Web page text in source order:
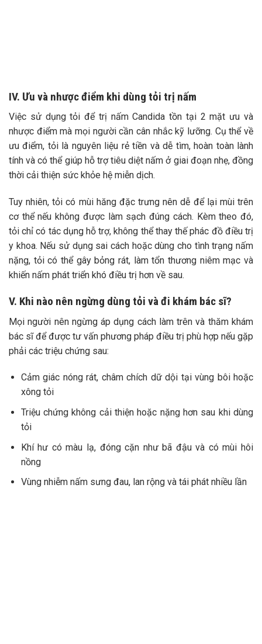
IV. Ưu và nhược điểm khi dùng tỏi trị nấm
Việc sử dụng tỏi để trị nấm Candida tồn tại 2 mặt ưu và
nhược điểm mà mọi người cần cân nhắc kỹ lưỡng. Cụ thể về
ưu điểm, tỏi là nguyên liệu rẻ tiền và dễ tìm, hoàn toàn lành
tính và có thể giúp hỗ trợ tiêu diệt nấm ở giai đoạn nhẹ, đồng
thời cải thiện sức khỏe hệ miễn dịch.
Tuy nhiên, tỏi có mùi hăng đặc trưng nên dễ để lại mùi trên
cơ thể nếu không được làm sạch đúng cách. Kèm theo đó,
tỏi chỉ có tác dụng hỗ trợ, không thể thay thế phác đồ điều trị
y khoa. Nếu sử dụng sai cách hoặc dùng cho tình trạng nấm
nặng, tỏi có thể gây bỏng rát, làm tổn thương niêm mạc và
khiến nấm phát triển khó điều trị hơn về sau.
V. Khi nào nên ngừng dùng tỏi và đi khám bác sĩ?
Mọi người nên ngừng áp dụng cách làm trên và thăm khám
bác sĩ để được tư vấn phương pháp điều trị phù hợp nếu gặp
phải các triệu chứng sau:
Cảm giác nóng rát, châm chích dữ dội tại vùng bôi hoặc
xông tỏi
Triệu chứng không cải thiện hoặc nặng hơn sau khi dùng
tỏi
Khí hư có màu lạ, đóng cặn như bã đậu và có mùi hôi
nồng
Vùng nhiễm nấm sưng đau, lan rộng và tái phát nhiều lần